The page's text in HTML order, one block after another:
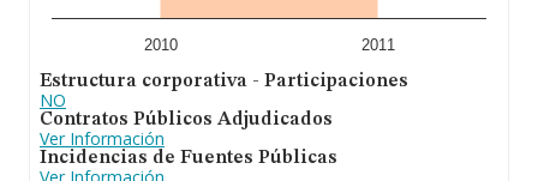
2010 2011
Estructura corporativa - Participaciones
NO
Contratos Públicos Adjudicados
Ver Información
Incidencias de Fuentes Públicas